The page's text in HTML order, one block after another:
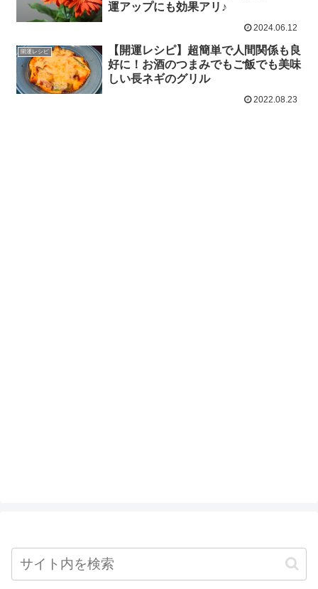
運アップにも効果アリ♪
2024.06.12
開運レシピ
【開運レシピ】超簡単で人間関係も良
好に！お酒のつまみでもご飯でも美味
しい長ネギのグリル
2022.08.23